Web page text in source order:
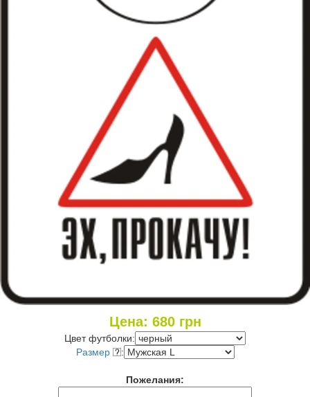
Цена: 680грн
Цвет футболки:
Размер
:
Пожелания: